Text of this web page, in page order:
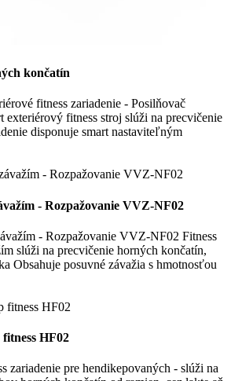
končatín
fitness zariadenie - Posilňovač
exteriérový fitness stroj slúži na precvičenie
disponuje smart nastaviteľným
- Rozpažovanie VVZ-NF02
- Rozpažovanie VVZ-NF02 Fitness
slúži na precvičenie horných končatín,
Obsahuje posuvné závažia s hmotnosťou
HF02
zariadenie pre hendikepovaných - slúži na